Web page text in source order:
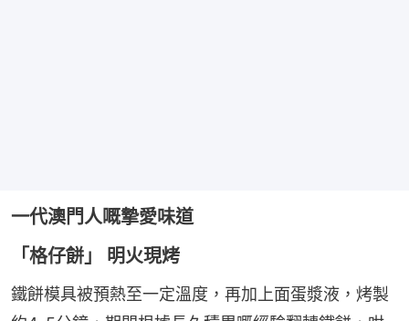
一代澳門人嘅摯愛味道
「格仔餅」 明火現烤
鐵餅模具被預熱至一定溫度，再加上面蛋漿液，烤製